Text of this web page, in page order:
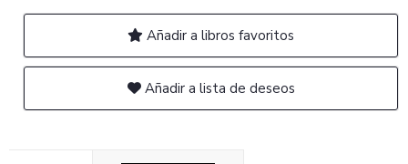
Añadir a libros favoritos
Añadir a lista de deseos